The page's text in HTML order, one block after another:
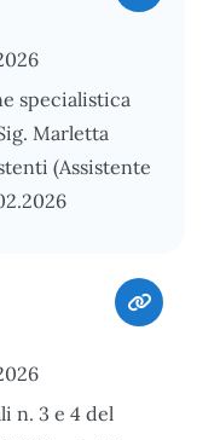
specialistica
Marletta
(Assistente
n. 3 e 4 del